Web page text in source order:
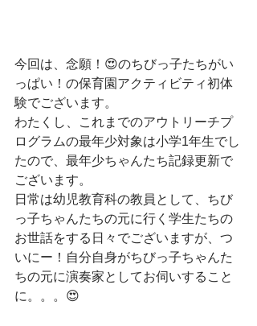
今回は、念願！😍のちびっ子たちがい
っぱい！の保育園アクティビティ初体
験でございます。
わたくし、これまでのアウトリーチプ
ログラムの最年少対象は小学1年生でし
たので、最年少ちゃんたち記録更新で
ございます。
日常は幼児教育科の教員として、ちび
っ子ちゃんたちの元に行く学生たちの
お世話をする日々でございますが、つ
いにー！自分自身がちびっ子ちゃんた
ちの元に演奏家としてお伺いすること
に。。。😍